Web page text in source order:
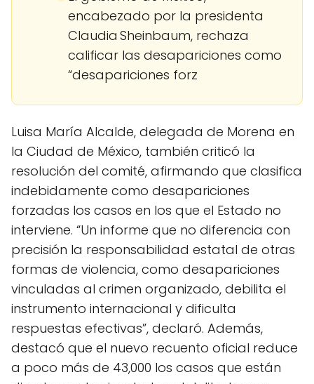
encabezado por la presidenta
Claudia Sheinbaum, rechaza
calificar las desapariciones como
“desapariciones forz
Luisa María Alcalde, delegada de Morena en
la Ciudad de México, también criticó la
resolución del comité, afirmando que clasifica
indebidamente como desapariciones
forzadas los casos en los que el Estado no
interviene. “Un informe que no diferencia con
precisión la responsabilidad estatal de otras
formas de violencia, como desapariciones
vinculadas al crimen organizado, debilita el
instrumento internacional y dificulta
respuestas efectivas”, declaró. Además,
destacó que el nuevo recuento oficial reduce
a poco más de 43,000 los casos que están